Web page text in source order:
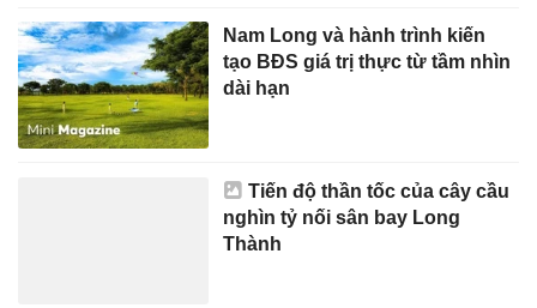
Nam Long và hành trình kiến
tạo BĐS giá trị thực từ tầm nhìn
dài hạn
Tiến độ thần tốc của cây cầu
nghìn tỷ nối sân bay Long
Thành